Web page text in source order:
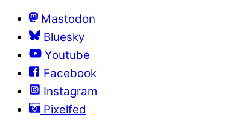
Mastodon
Bluesky
Youtube
Facebook
Instagram
Pixelfed